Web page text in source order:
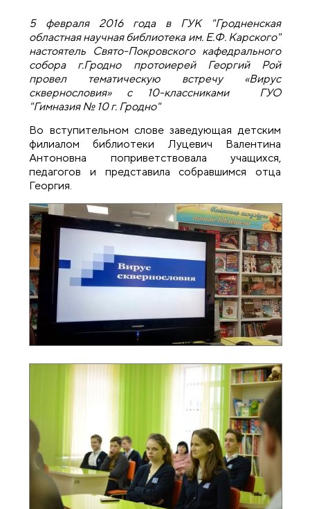
5 февраля 2016 года в ГУК "Гродненская
областная научная библиотека им. Е.Ф. Карского"
настоятель Свято-Покровского кафедрального
собора г.Гродно протоиерей Георгий Рой
провел тематическую встречу «Вирус
сквернословия» с 10-классниками ГУО
"Гимназия № 10 г. Гродно"
Во вступительном слове заведующая детским
филиалом библиотеки Луцевич Валентина
Антоновна поприветствовала учащихся,
педагогов и представила собравшимся отца
Георгия.